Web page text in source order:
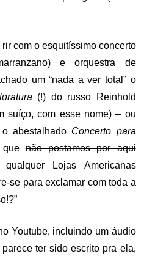
com o esquitíssimo concerto
e orquestra de
um “nada a ver total” o
(!) do russo Reinhold
suíço, com esse nome) – ou
abestalhado Concerto para
quenão postamos por aqui
Lojas Americanas
se para exclamar com toda a
Youtube, incluindo um áudio
ter sido escrito pra ela,